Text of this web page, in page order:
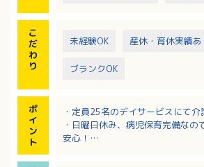
こ
だ
わ
り
未経験OK 産休・育休実績あ
ブランクOK
ポ
イ
ン
ト
・定員25名のデイサービスにて介
・日曜日休み、病児保育完備なの
安心！